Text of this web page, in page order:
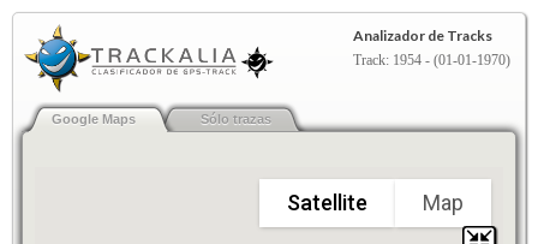
Analizador de Tracks
Track: 1954 - (01-01-1970)
Google Maps Sólo trazas
Satellite Map